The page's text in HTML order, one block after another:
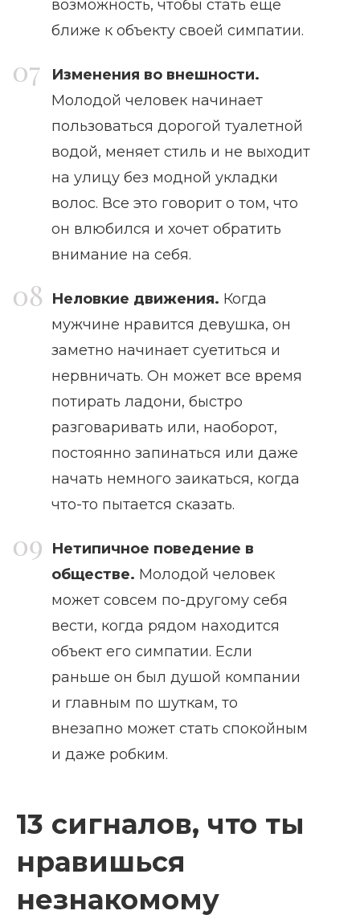
возможность, чтобы стать еще
ближе к объекту своей симпатии.
Изменения во внешности.
Молодой человек начинает
пользоваться дорогой туалетной
водой, меняет стиль и не выходит
на улицу без модной укладки
волос. Все это говорит о том, что
он влюбился и хочет обратить
внимание на себя.
Неловкие движения. Когда
мужчине нравится девушка, он
заметно начинает суетиться и
нервничать. Он может все время
потирать ладони, быстро
разговаривать или, наоборот,
постоянно запинаться или даже
начать немного заикаться, когда
что-то пытается сказать.
Нетипичное поведение в
обществе. Молодой человек
может совсем по-другому себя
вести, когда рядом находится
объект его симпатии. Если
раньше он был душой компании
и главным по шуткам, то
внезапно может стать спокойным
и даже робким.
13 сигналов, что ты
нравишься
незнакомому